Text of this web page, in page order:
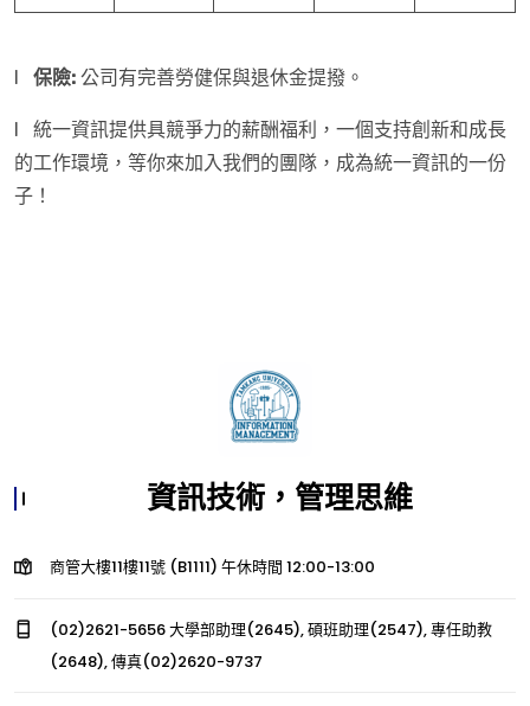
l 保險: 公司有完善勞健保與退休金提撥。
l 統一資訊提供具競爭力的薪酬福利，一個支持創新和成長
的工作環境，等你來加入我們的團隊，成為統一資訊的一份
子！
資訊技術，管理思維
商管大樓11樓11號 (B1111) 午休時間 12:00-13:00
(02)2621-5656 大學部助理(2645), 碩班助理(2547), 專任助教
(2648), 傳真(02)2620-9737